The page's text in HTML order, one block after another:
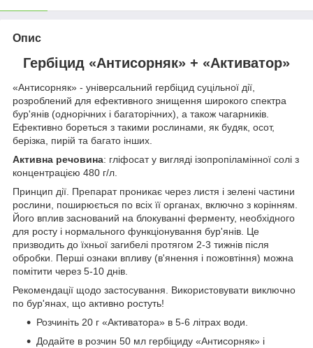
Опис
Гербіцид «Антисорняк» + «Активатор»
«Антисорняк» - універсальний гербіцид суцільної дії,
розроблений для ефективного знищення широкого спектра
бур'янів (однорічних і багаторічних), а також чагарників.
Ефективно бореться з такими рослинами, як будяк, осот,
берізка, пирій та багато інших.
Активна речовина: гліфосат у вигляді ізопропіламінної солі з
концентрацією 480 г/л.
Принцип дії. Препарат проникає через листя і зелені частини
рослини, поширюється по всіх її органах, включно з корінням.
Його вплив заснований на блокуванні ферменту, необхідного
для росту і нормального функціонування бур'янів. Це
призводить до їхньої загибелі протягом 2-3 тижнів після
обробки. Перші ознаки впливу (в'янення і пожовтіння) можна
помітити через 5-10 днів.
Рекомендації щодо застосування. Використовувати виключно
по бур'янах, що активно ростуть!
Розчиніть 20 г «Активатора» в 5-6 літрах води.
Додайте в розчин 50 мл гербіциду «Антисорняк» і